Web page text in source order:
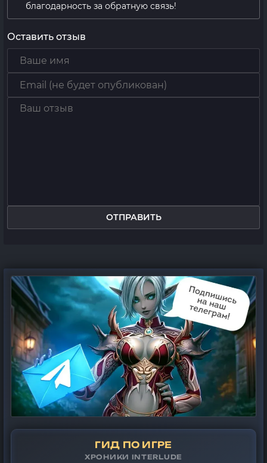
благодарность за обратную связь!
Оставить отзыв
ОТПРАВИТЬ
ГИД ПО ИГРЕ
ХРОНИКИ INTERLUDE